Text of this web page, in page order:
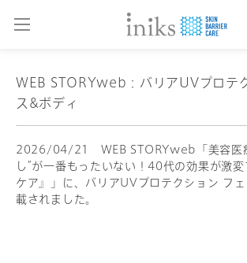
WEB STORYweb：バリアUVプロテ
ス&ボディ
2026/04/21 WEB STORYweb「美容医
し”が一番もったいない！40代の効果が激
ケア』」に、バリアUVプロテクション フ
載されました。